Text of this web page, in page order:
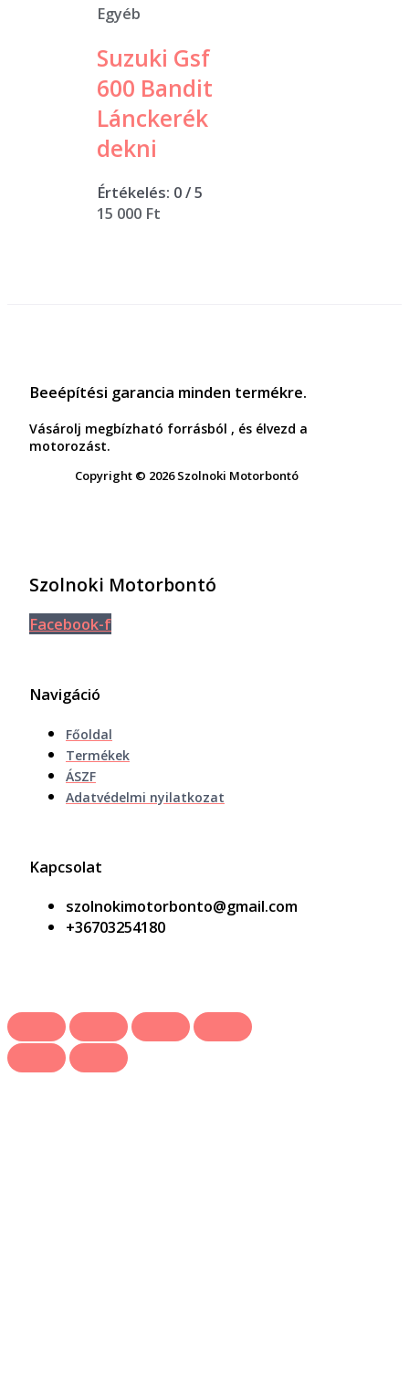
Egyéb
Suzuki Gsf
600 Bandit
Lánckerék
dekni
Értékelés: 0/ 5
15 000 Ft
Beeépítési garancia minden termékre.
Vásárolj megbízható forrásból , és élvezd a
motorozást.
Copyright © 2026 Szolnoki Motorbontó
Szolnoki Motorbontó
Facebook-f
Navigáció
Főoldal
Termékek
ÁSZF
Adatvédelmi nyilatkozat
Kapcsolat
szolnokimotorbonto@gmail.com
+36703254180